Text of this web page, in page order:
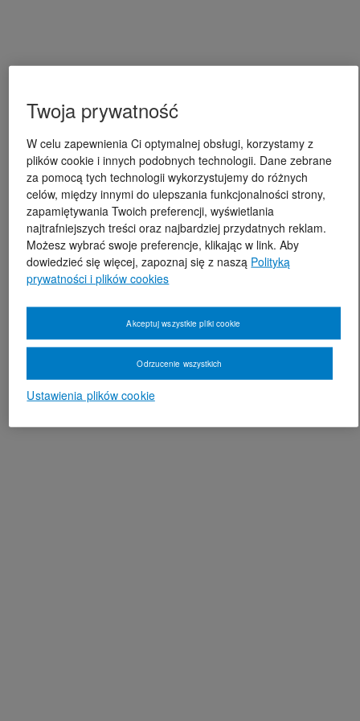
Twoja prywatność
W celu zapewnienia Ci optymalnej obsługi, korzystamy z
plików cookie i innych podobnych technologii. Dane zebrane
za pomocą tych technologii wykorzystujemy do różnych
celów, między innymi do ulepszania funkcjonalności strony,
zapamiętywania Twoich preferencji, wyświetlania
najtrafniejszych treści oraz najbardziej przydatnych reklam.
Możesz wybrać swoje preferencje, klikając w link. Aby
dowiedzieć się więcej, zapoznaj się z naszą Polityką
prywatności i plików cookies
Ustawienia plików cookie
Odrzucenie wszystkich
Akceptuj wszystkie pliki cookie